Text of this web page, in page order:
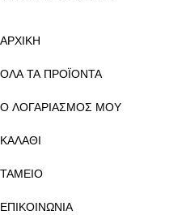
ΑΡΧΙΚΗ
ΟΛΑ ΤΑ ΠΡΟΪΟΝΤΑ
Ο ΛΟΓΑΡΙΑΣΜΟΣ ΜΟΥ
ΚΑΛΑΘΙ
ΤΑΜΕΙΟ
ΕΠΙΚΟΙΝΩΝΙΑ